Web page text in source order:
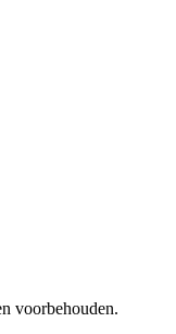
voorbehouden.